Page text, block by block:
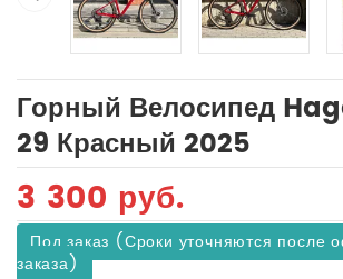
Горный Велосипед
29 Красный 2025
3 300 руб.
Под заказ (Сроки уточняются после
заказа)